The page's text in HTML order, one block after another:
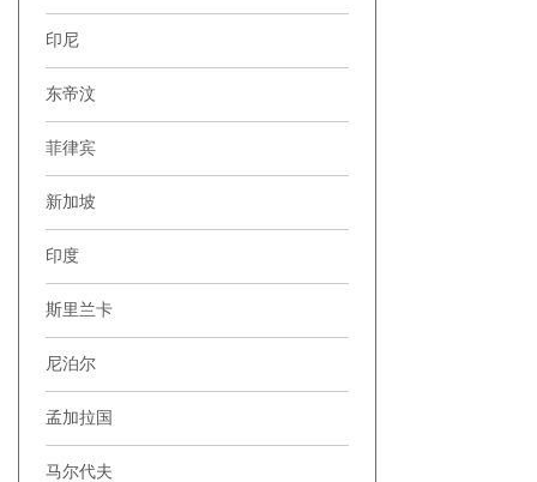
印尼
东帝汶
菲律宾
新加坡
印度
斯里兰卡
尼泊尔
孟加拉国
马尔代夫